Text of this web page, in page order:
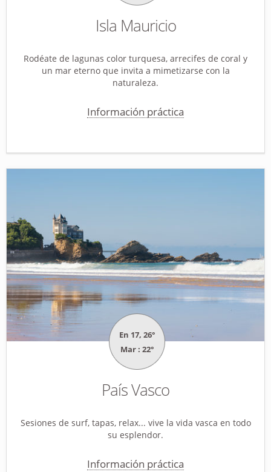
Isla Mauricio
Rodéate de lagunas color turquesa, arrecifes de coral y
un mar eterno que invita a mimetizarse con la
naturaleza.
Información práctica
En 17, 26°
Mar : 22°
País Vasco
Sesiones de surf, tapas, relax... vive la vida vasca en todo
su esplendor.
Información práctica